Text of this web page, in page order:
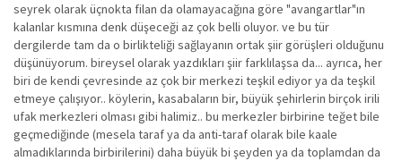
seyrek olarak üçnokta filan da olamayacağına göre "avangartlar"ın
kalanlar kısmına denk düşeceği az çok belli oluyor. ve bu tür
dergilerde tam da o birlikteliği sağlayanın ortak şiir görüşleri olduğunu
düşünüyorum. bireysel olarak yazdıkları şiir farklılaşsa da... ayrıca, her
biri de kendi çevresinde az çok bir merkezi teşkil ediyor ya da teşkil
etmeye çalışıyor.. köylerin, kasabaların bir, büyük şehirlerin birçok irili
ufak merkezleri olması gibi halimiz.. bu merkezler birbirine teğet bile
geçmediğinde (mesela taraf ya da anti-taraf olarak bile kaale
almadıklarında birbirilerini) daha büyük bi şeyden ya da toplamdan da